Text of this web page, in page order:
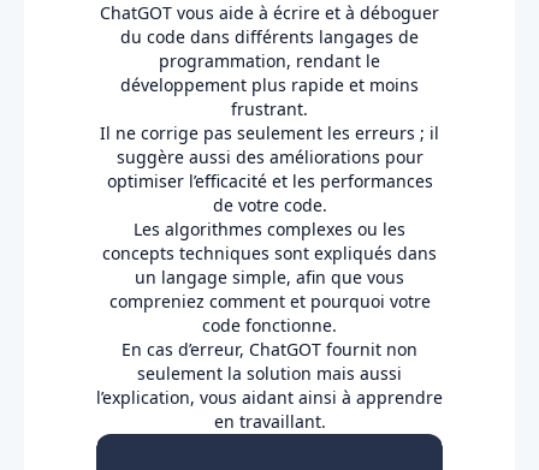
ChatGOT vous aide à écrire et à déboguer
du code dans différents langages de
programmation, rendant le
développement plus rapide et moins
frustrant.
Il ne corrige pas seulement les erreurs ; il
suggère aussi des améliorations pour
optimiser l’efficacité et les performances
de votre code.
Les algorithmes complexes ou les
concepts techniques sont expliqués dans
un langage simple, afin que vous
compreniez comment et pourquoi votre
code fonctionne.
En cas d’erreur, ChatGOT fournit non
seulement la solution mais aussi
l’explication, vous aidant ainsi à apprendre
en travaillant.